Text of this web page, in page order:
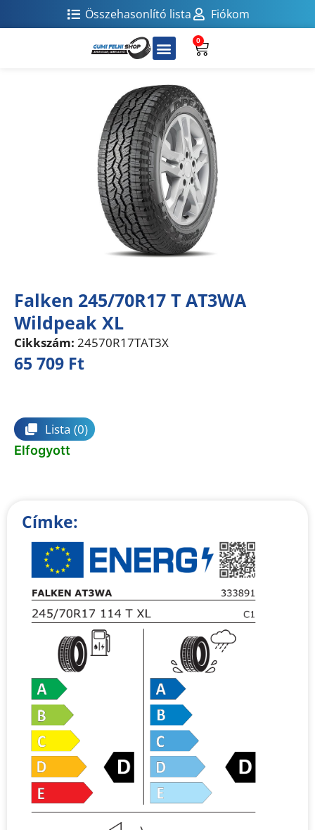
Összehasonlító lista Fiókom
0
Falken 245/70R17 T AT3WA
Wildpeak XL
Cikkszám: 24570R17TAT3X
65 709 Ft
Lista (0)
Elfogyott
Címke: